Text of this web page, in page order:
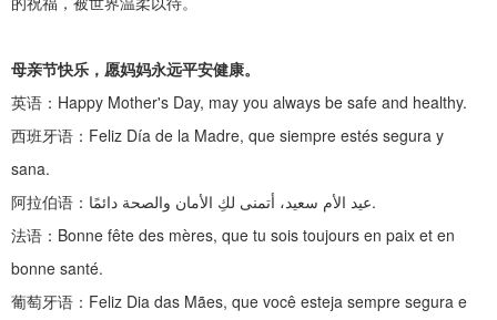
母亲节快乐，愿妈妈永远平安健康。
英语： Happy Mother's Day, may you always be safe and healthy.
西班牙语： Feliz Día de la Madre, que siempre estés segura y
sana.
阿拉伯语：
عيد الأم سعيد، أتمنى لكِ الأمان والصحة دائمًا.
法语： Bonne fête des mères, que tu sois toujours en paix et en
bonne santé.
葡萄牙语： Feliz Dia das Mães, que você esteja sempre segura e